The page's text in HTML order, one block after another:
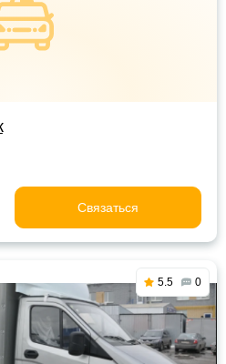
Связаться
5.5 0